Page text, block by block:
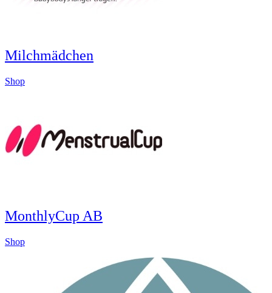
Milchmädchen
Shop
MonthlyCup AB
Shop